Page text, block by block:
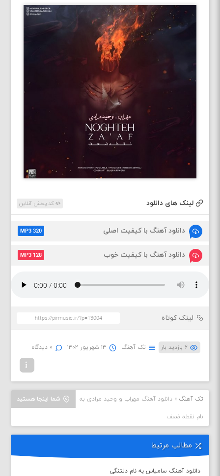
لینک های دانلود کد پخش آنلاین
دانلود آهنگ با کیفیت اصلی MP3 320
دانلود آهنگ با کیفیت خوب MP3 128
لینک کوتاه
۶ بازدید بار تک آهنگ ۱۳ شهریور ۱۴۰۲ ۰ دیدگاه
شما اینجا هستید تک آهنگ »دانلود آهنگ مهراب و وحید مرادی به
نام نقطه ضعف
مطالب مرتبط
دانلود آهنگ سامیاس به نام دلتنگی